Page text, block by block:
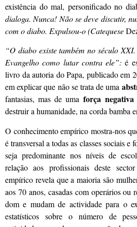
existência do mal, personificado no
dialoga. Nunca! Não se deve discutir,
com o diabo. Expulsou-o (Catequese
“O diabo existe também no século
Evangelho como lutar contra ele”: é
livro da autoria do Papa, publicado em
em explicar que não se trata de uma
fantasias, mas de umaforça
destruir a humanidade, na corda bamba
O conhecimento empírico mostra-nos
é transversal a todas as classes sociais e
seja predominante nos níveis de
relação aos profissionais deste
empírico revela que a maioria são
aos 70 anos, casadas com operários ou
dom e mudam de actividade para o
estatísticos sobre o número de